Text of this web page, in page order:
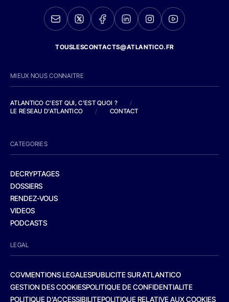
TOUSLESCONTACTS@ATLANTICO.FR
MIEUX NOUS CONNAITRE
ATLANTICO C'EST QUI, C'EST QUOI ?
/
LE RESEAU D'ATLANTICO
/ CONTACT
CATEGORIES
DECRYPTAGES
DOSSIERS
RENDEZ-VOUS
VIDEOS
PODCASTS
LEGAL
CGVMENTIONS LEGALESPUBLICITE SUR ATLANTICO
GESTION DES COOKIESPOLITIQUE DE CONFIDENTIALITE
POLITIQUE D’ACCESSIBILITEPOLITIQUE RELATIVE AUX COOKIES